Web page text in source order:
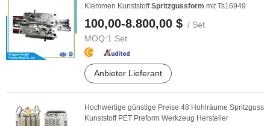
Klemmen KunststoffSpritzgussform mit Ts16949
100,00-8.800,00 $ / Set
MOQ:1 Set
Anbieter Lieferant
Hochwertige günstige Preise 48 Hohlräume Spritzguss
Kunststoff PET Preform Werkzeug Hersteller